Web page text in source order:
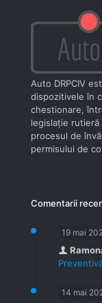
Auto DRPCIV
dispozitivele în
chestionare,
legislaţie
procesul de
permisului de
Comentarii
19 mai
14 mai